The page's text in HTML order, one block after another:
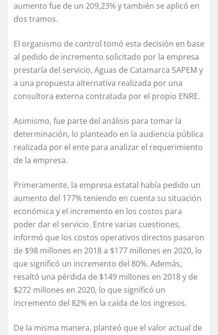
aumento fue de un 209,23% y también se aplicó en
dos tramos.
El organismo de control tomó esta decisión en base
al pedido de incremento solicitado por la empresa
prestaría del servicio, Aguas de Catamarca SAPEM y
a una propuesta alternativa realizada por una
consultora externa contratada por el propio ENRE.
Asimismo, fue parte del análisis para tomar la
determinación, lo planteado en la audiencia pública
realizada por el ente para analizar el requerimiento
de la empresa.
Primeramente, la empresa estatal había pedido un
aumento del 177% teniendo en cuenta su situación
económica y el incremento en los costos para
poder dar el servicio. Entre varias cuestiones,
informó que los costos operativos directos pasaron
de $98 millones en 2018 a $177 millones en 2020, lo
que significó un incremento del 80%. Además,
resaltó una pérdida de $149 millones en 2018 y de
$272 millones en 2020, lo que significó un
incremento del 82% en la caída de los ingresos.
De la misma manera, planteó que el valor actual de